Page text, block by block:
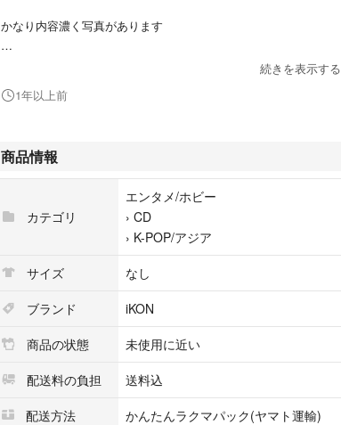
かなり内容濃く写真があります
続きを表示する
1年以上前
商品情報
カテゴリ
エンタメ/ホビー
› CD
› K-POP/アジア
サイズ
なし
ブランド
iKON
商品の状態
未使用に近い
配送料の負担
送料込
配送方法
かんたんラクマパック(ヤマト運輸)